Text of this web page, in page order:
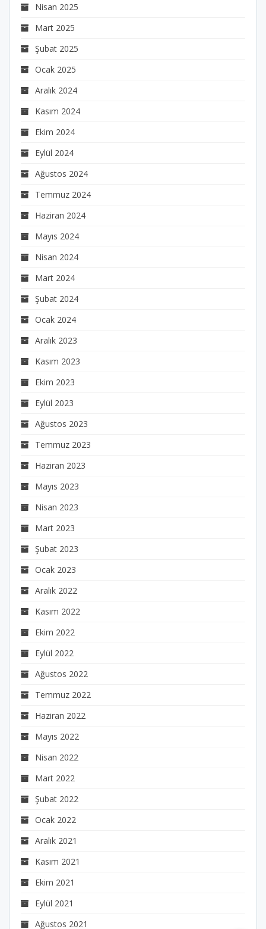
Nisan 2025
Mart 2025
Şubat 2025
Ocak 2025
Aralık 2024
Kasım 2024
Ekim 2024
Eylül 2024
Ağustos 2024
Temmuz 2024
Haziran 2024
Mayıs 2024
Nisan 2024
Mart 2024
Şubat 2024
Ocak 2024
Aralık 2023
Kasım 2023
Ekim 2023
Eylül 2023
Ağustos 2023
Temmuz 2023
Haziran 2023
Mayıs 2023
Nisan 2023
Mart 2023
Şubat 2023
Ocak 2023
Aralık 2022
Kasım 2022
Ekim 2022
Eylül 2022
Ağustos 2022
Temmuz 2022
Haziran 2022
Mayıs 2022
Nisan 2022
Mart 2022
Şubat 2022
Ocak 2022
Aralık 2021
Kasım 2021
Ekim 2021
Eylül 2021
Ağustos 2021